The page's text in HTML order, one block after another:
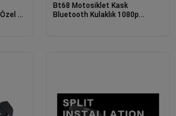
3d
Bt68 Motosiklet Kask
Bluetooth Kulaklık 1080p